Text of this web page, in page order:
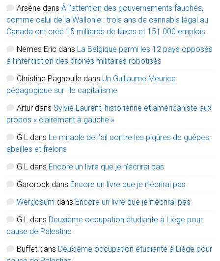
Arsène dansÀ l’attention des gouvernements fauchés,
comme celui de la Wallonie : trois ans de cannabis légal au
Canada ont créé 15 milliards de taxes et 151.000 emplois
Nemes Eric dans La Belgique parmi les 12 pays opposés
à l’interdiction des drones militaires robotisés
Christine Pagnoulle dans Un Guillaume Meurice
pédagogique sur : le capitalisme
Artur dans Sylvie Laurent, historienne et américaniste aux
propos « clairement à gauche »
G L dans Le miracle de l’ail contre les piqûres de guêpes,
abeilles et frelons
G L dans Encore un livre que je n’écrirai pas
Garorock dans Encore un livre que je n’écrirai pas
Wergosum dans Encore un livre que je n’écrirai pas
G L dans Deuxième occupation étudiante à Liège pour
cause de Palestine
Buffet dans Deuxième occupation étudiante à Liège pour